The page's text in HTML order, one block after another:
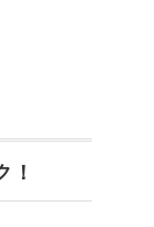
！